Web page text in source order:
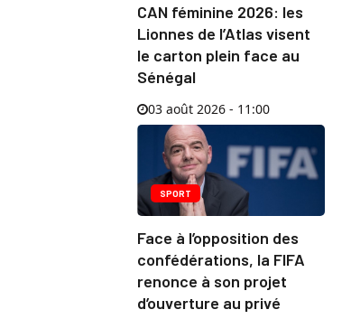
CAN féminine 2026: les
Lionnes de l’Atlas visent
le carton plein face au
Sénégal
03 août 2026 - 11:00
SPORT
Face à l’opposition des
confédérations, la FIFA
renonce à son projet
d’ouverture au privé